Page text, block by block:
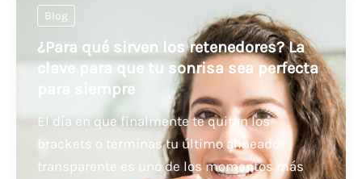
Blog
¿Para qué sirven los retenedores? La
clave para que tu sonrisa sea perfecta
para siempre
El día en que finalmente te quitan los
brackets o terminas tu último alineador
transparente es uno de los momentos más